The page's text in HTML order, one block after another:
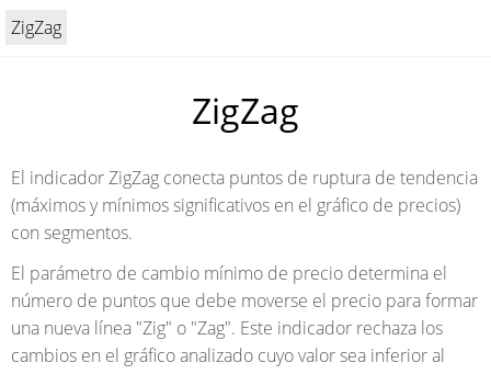
ZigZag
ZigZag
El indicador ZigZag conecta puntos de ruptura de tendencia
(máximos y mínimos significativos en el gráfico de precios)
con segmentos.
El parámetro de cambio mínimo de precio determina el
número de puntos que debe moverse el precio para formar
una nueva línea "Zig" o "Zag". Este indicador rechaza los
cambios en el gráfico analizado cuyo valor sea inferior al